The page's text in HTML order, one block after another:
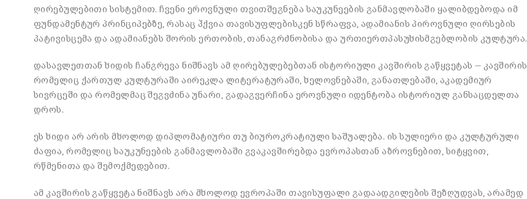
ღირებულებითი სისტემით. ჩვენი ეროვნული თვითშეგნება საუკუნეების განმავლობაში ყალიბდებოდა იმ
ფუნდამენტურ პრინციპებზე, რასაც ჰქვია თავისუფლებისკენ სწრაფვა, ადამიანის პიროვნული ღირსების
პატივისცემა და ადამიანებს შორის ერთობის, თანაგრძნობისა და ურთიერთპასუხისმგებლობის კულტურა.
დასავლეთთან ხიდის ჩანგრევა ნიშნავს ამ ღირებულებებთან ისტორიული კავშირის გაწყვეტას — კავშირის,
რომელიც ქართულ კულტურაში აირეკლა ლიტერატურაში, ხელოვნებაში, განათლებაში, აკადემიურ
სივრცეში და რომელმაც შეგვძინა უნარი, გადაგვერჩინა ეროვნული იდენტობა ისტორიულ განსაცდელთა
დროს.
ეს ხიდი არ არის მხოლოდ დიპლომატიური თუ ბიუროკრატიული საშუალება. ის სულიერი და კულტურული
ძაფია, რომელიც საუკუნეების განმავლობაში გვაკავშირებდა ევროპასთან აზროვნებით, სიტყვით,
რწმენითა და შემოქმედებით.
ამ კავშირის გაწყვეტა ნიშნავს არა მხოლოდ ევროპაში თავისუფალი გადაადგილების შეზღუდვას, არამედ